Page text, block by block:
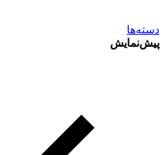
دسته‌ها
پیش‌نمایش